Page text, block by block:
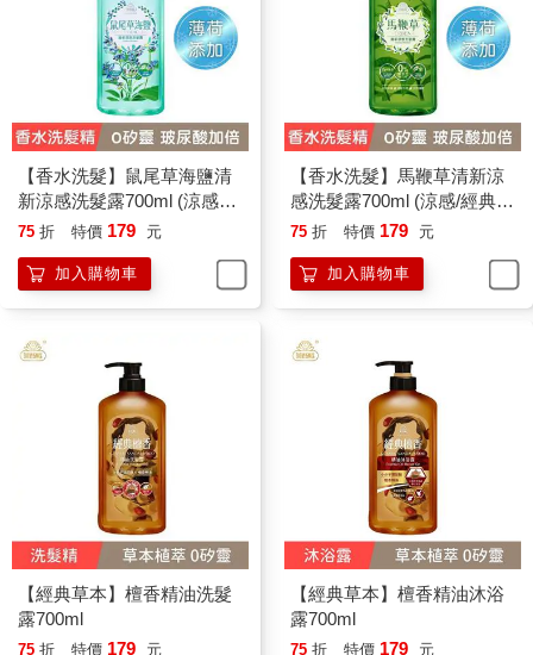
【香水洗髮】鼠尾草海鹽清
新涼感洗髮露700ml (涼感／
經典香氛/國民洗髮精/香水洗
75 折 特價 179 元
加入購物車
【香水洗髮】馬鞭草清新涼
感洗髮露700ml (涼感/經典香
氛/國民洗髮精/香水洗髮精)
75 折 特價 179 元
加入購物車
【經典草本】檀香精油洗髮
露700ml
75 折 特價 179 元
【經典草本】檀香精油沐浴
露700ml
75 折 特價 179 元